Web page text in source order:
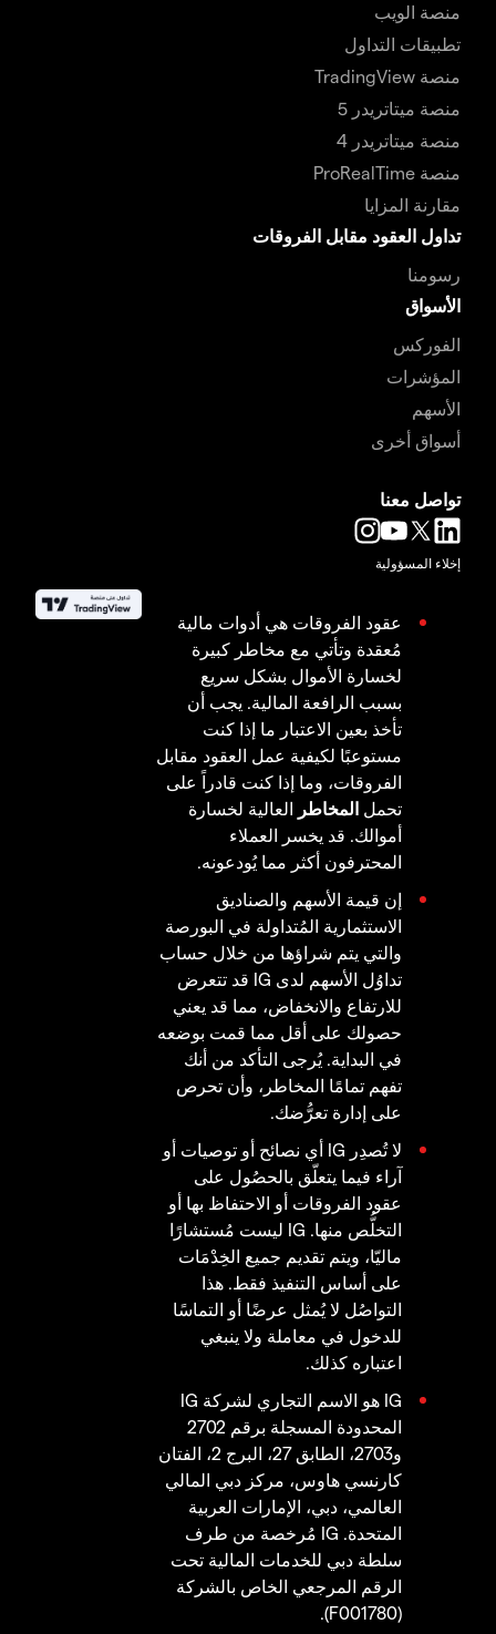
منصة الويب
تطبيقات التداول
منصة TradingView
منصة ميتاتريدر 5
منصة ميتاتريدر 4
منصة ProRealTime
مقارنة المزايا
تداول العقود مقابل الفروقات
رسومنا
الأسواق
الفوركس
المؤشرات
الأسهم
أسواق أخرى
تواصل معنا
إخلاء المسؤولية
عقود الفروقات هي أدوات مالية
مُعقدة وتأتي مع مخاطر كبيرة
لخسارة الأموال بشكل سريع
بسبب الرافعة المالية. يجب أن
تأخذ بعين الاعتبار ما إذا كنت
مستوعبًا لكيفية عمل العقود مقابل
الفروقات، وما إذا كنت قادراً على
تحمل المخاطر العالية لخسارة
أموالك. قد يخسر العملاء
المحترفون أكثر مما يُودعونه.
إن قيمة الأسهم والصناديق
الاستثمارية المُتداولة في البورصة
والتي يتم شراؤها من خلال حساب
تداوُل الأسهم لدى IG قد تتعرض
للارتفاع والانخفاض، مما قد يعني
حصولك على أقل مما قمت بوضعه
في البداية. يُرجى التأكد من أنك
تفهم تمامًا المخاطر، وأن تحرص
على إدارة تعرُّضك.
لا تُصدِر IG أي نصائح أو توصيات أو
آراء فيما يتعلّق بالحصُول على
عقود الفروقات أو الاحتفاظ بها أو
التخلُّص منها. IG ليست مُستشارًا
ماليّا، ويتم تقديم جميع الخِدْمَات
على أساس التنفيذ فقط. هذا
التواصُل لا يُمثل عرضًا أو التماسًا
للدخول في معاملة ولا ينبغي
اعتباره كذلك.
IG هو الاسم التجاري لشركة IG
المحدودة المسجلة برقم 2702
و2703، الطابق 27، البرج 2، الفتان
كارنسي هاوس، مركز دبي المالي
العالمي، دبي، الإمارات العربية
المتحدة. IG مُرخصة من طرف
سلطة دبي للخدمات المالية تحت
الرقم المرجعي الخاص بالشركة
(F001780).